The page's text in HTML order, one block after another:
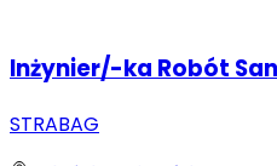
Inżynier/-ka Robót
STRABAG